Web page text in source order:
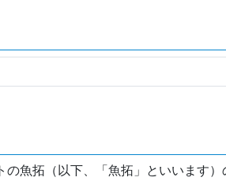
の魚拓（以下、「魚拓」といいます